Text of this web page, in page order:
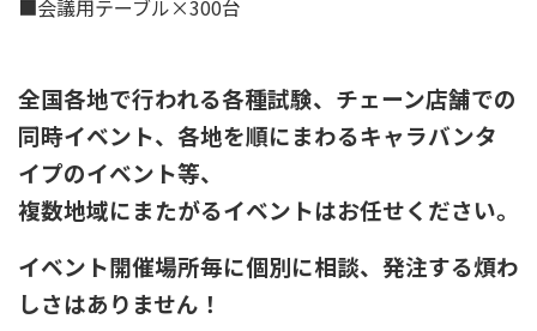
■会議用テーブル×300台
全国各地で行われる各種試験、チェーン店舗での
同時イベント、各地を順にまわるキャラバンタ
イプのイベント等、
複数地域にまたがるイベントはお任せください。
イベント開催場所毎に個別に相談、発注する煩わ
しさはありません！